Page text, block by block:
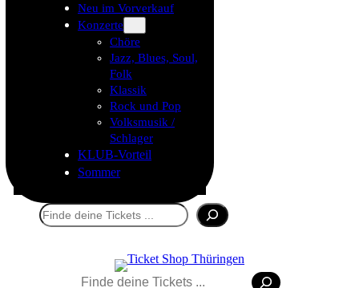
Neu im Vorverkauf
Konzerte
Chöre
Jazz, Blues, Soul,
Folk
Klassik
Rock und Pop
Volksmusik /
Schlager
KLUB-Vorteil
Sommer
Suchen
Suchen